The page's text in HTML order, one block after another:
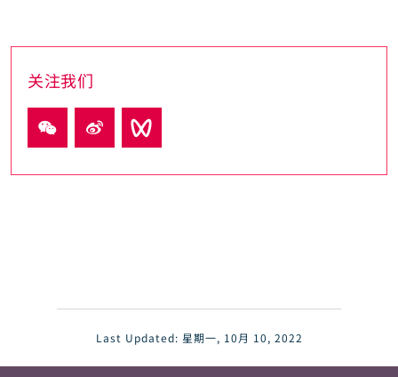
关注我们
Last Updated: 星期一, 10月 10, 2022